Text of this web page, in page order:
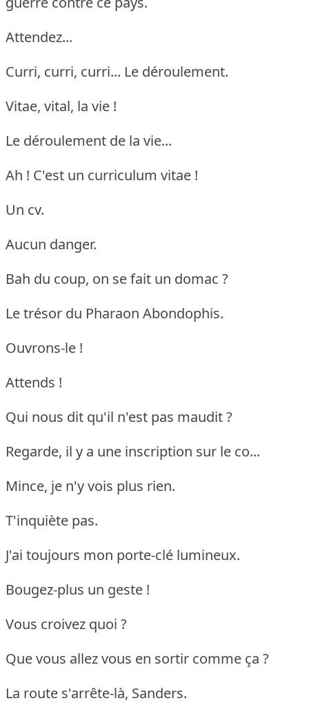
Attendez...
Curri, curri, curri... Le déroulement.
Vitae, vital, la vie !
Le déroulement de la vie...
Ah ! C'est un curriculum vitae !
Un cv.
Aucun danger.
Bah du coup, on se fait un domac ?
Le trésor du Pharaon Abondophis.
Ouvrons-le !
Attends !
Qui nous dit qu'il n'est pas maudit ?
Regarde, il y a une inscription sur le co...
Mince, je n'y vois plus rien.
T'inquiète pas.
J'ai toujours mon porte-clé lumineux.
Bougez-plus un geste !
Vous croivez quoi ?
Que vous allez vous en sortir comme ça ?
La route s'arrête-là, Sanders.